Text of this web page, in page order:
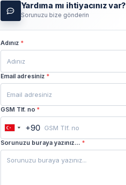
Yardıma mı ihtiyacınız var?
Sorunuzu bize gönderin
Adınız *
Email adresiniz *
GSM Tlf. no *
Turkey
+90
+90
Sorunuzu buraya yazınız... *